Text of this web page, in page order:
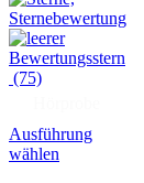
(75)
Ausführung
wählen